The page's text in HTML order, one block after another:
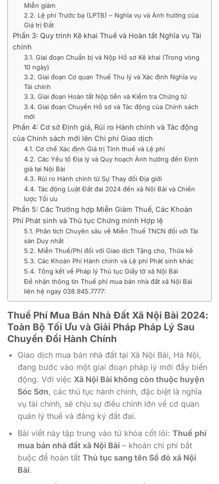
Miễn giảm
2.2. Lệ phí Trước bạ (LPTB) – Nghĩa vụ và Ảnh hưởng của
Giá trị Đất
Phần 3: Quy trình Kê khai Thuế và Hoàn tất Nghĩa vụ Tài
chính
3.1. Giai đoạn Chuẩn bị và Nộp Hồ sơ Kê khai (Trong vòng
10 ngày)
3.2. Giai đoạn Cơ quan Thuế Thụ lý và Xác định Nghĩa vụ
Tài chính
3.3. Giai đoạn Hoàn tất Nộp tiền và Kiểm tra Chứng từ
3.4. Giai đoạn Chuyển Hồ sơ và Tác động của Chính sách
mới
Phần 4: Cơ sở Định giá, Rủi ro Hành chính và Tác động
của Chính sách mới lên Chi phí Giao dịch
4.1. Cơ chế Xác định Giá trị Tính thuế và Lệ phí
4.2. Các Yếu tố Địa lý và Quy hoạch Ảnh hưởng đến Định
giá tại Nội Bài
4.3. Rủi ro Hành chính từ Sự Thay đổi Địa giới
4.4. Tác động Luật Đất đai 2024 đến xã Nội Bài và Chiến
lược Tối ưu
Phần 5: Các Trường hợp Miễn Giảm Thuế, Các Khoản
Phí Phát sinh và Thủ tục Chứng minh Hợp lệ
5.1. Phân tích Chuyên sâu về Miễn Thuế TNCN đối với Tài
sản Duy nhất
5.2. Miễn Thuế/Phí đối với Giao dịch Tặng cho, Thừa kế
5.3. Các Khoản Phí Hành chính và Lệ phí Phát sinh khác
5.4. Tổng kết về Pháp lý Thủ tục Giấy tờ xã Nội Bài
Để nhận thông tin Thuế phí mua bán nhà đất xã Nội Bài
liên hệ ngay 038.945.7777:
Thuế Phí Mua Bán Nhà Đất Xã Nội Bài 2024:
Toàn Bộ Tối Ưu và Giải Pháp Pháp Lý Sau
Chuyển Đổi Hành Chính
Giao dịch mua bán nhà đất tại Xã Nội Bài, Hà Nội,
đang bước vào một giai đoạn pháp lý mới đầy biến
động. Với việc Xã Nội Bài không còn thuộc huyện
Sóc Sơn, các thủ tục hành chính, đặc biệt là nghĩa
vụ tài chính, sẽ chịu sự điều chỉnh lớn về cơ quan
quản lý thuế và đăng ký đất đai.
Bài viết này tập trung vào từ khóa cốt lõi: Thuế phí
mua bán nhà đất xã Nội Bài– khoản chi phí bắt
buộc để hoàn tất Thủ tục sang tên Sổ đỏ xã Nội
Bài.